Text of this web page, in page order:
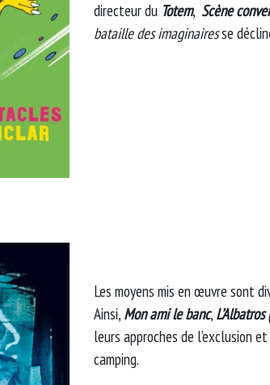
directeur du Totem, Scène
bataille des imaginairesse
Les moyens mis en œuvre sont
Ainsi, Mon ami le banc, L’Albatros
leurs approches de l’exclusion
camping.